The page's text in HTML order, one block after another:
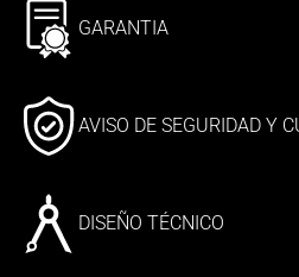
GARANTIA
AVISO DE SEGURIDAD Y
DISEÑO TÉCNICO